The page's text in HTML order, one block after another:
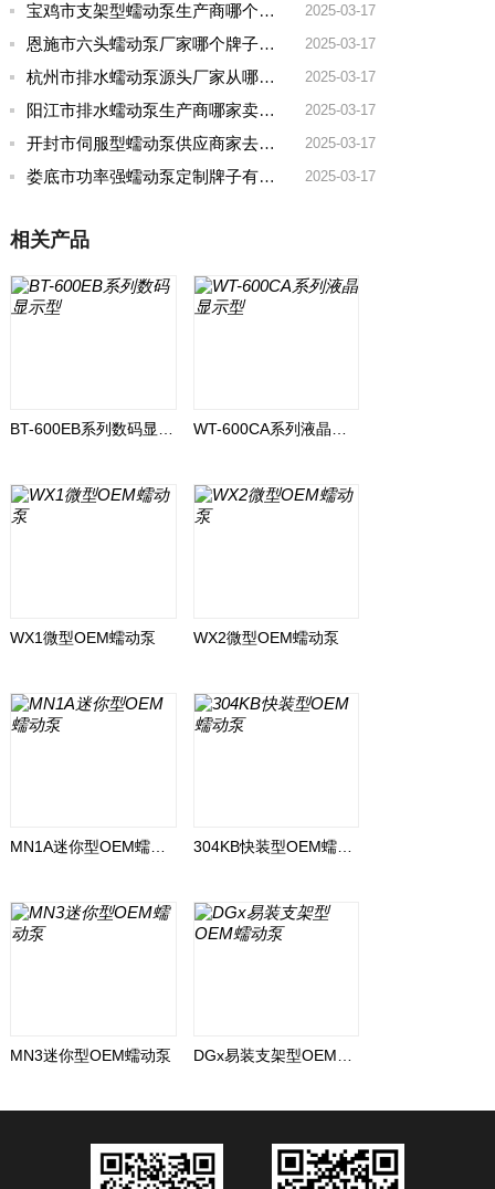
2025-03-17
宝鸡市支架型蠕动泵生产商哪个厂家好用点呢
2025-03-17
恩施市六头蠕动泵厂家哪个牌子好用
2025-03-17
杭州市排水蠕动泵源头厂家从哪家拿货质量好
2025-03-17
阳江市排水蠕动泵生产商哪家卖的好
2025-03-17
开封市伺服型蠕动泵供应商家去哪家买好点实惠
2025-03-17
娄底市功率强蠕动泵定制牌子有哪些好
相关产品
WX1微型OEM蠕动泵 WX2微型OEM蠕动泵
MN1A迷你型OEM蠕动泵 304KB快装型OEM蠕动泵
MN3迷你型OEM蠕动泵